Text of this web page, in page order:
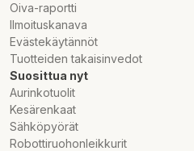
Oiva-raportti
Ilmoituskanava
Evästekäytännöt
Tuotteiden takaisinvedot
Suosittua nyt
Aurinkotuolit
Kesärenkaat
Sähköpyörät
Robottiruohonleikkurit